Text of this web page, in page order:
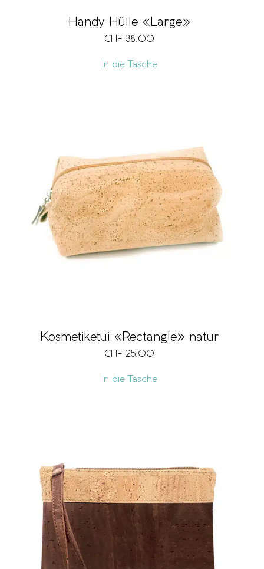
Handy Hülle «Large»
CHF 38.00
In die Tasche
Kosmetiketui «Rectangle» natur
CHF 25.00
In die Tasche